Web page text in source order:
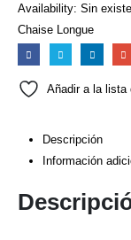
Availability: Sin
Chaise Longue
Añadir a la lista
Descripción
Información